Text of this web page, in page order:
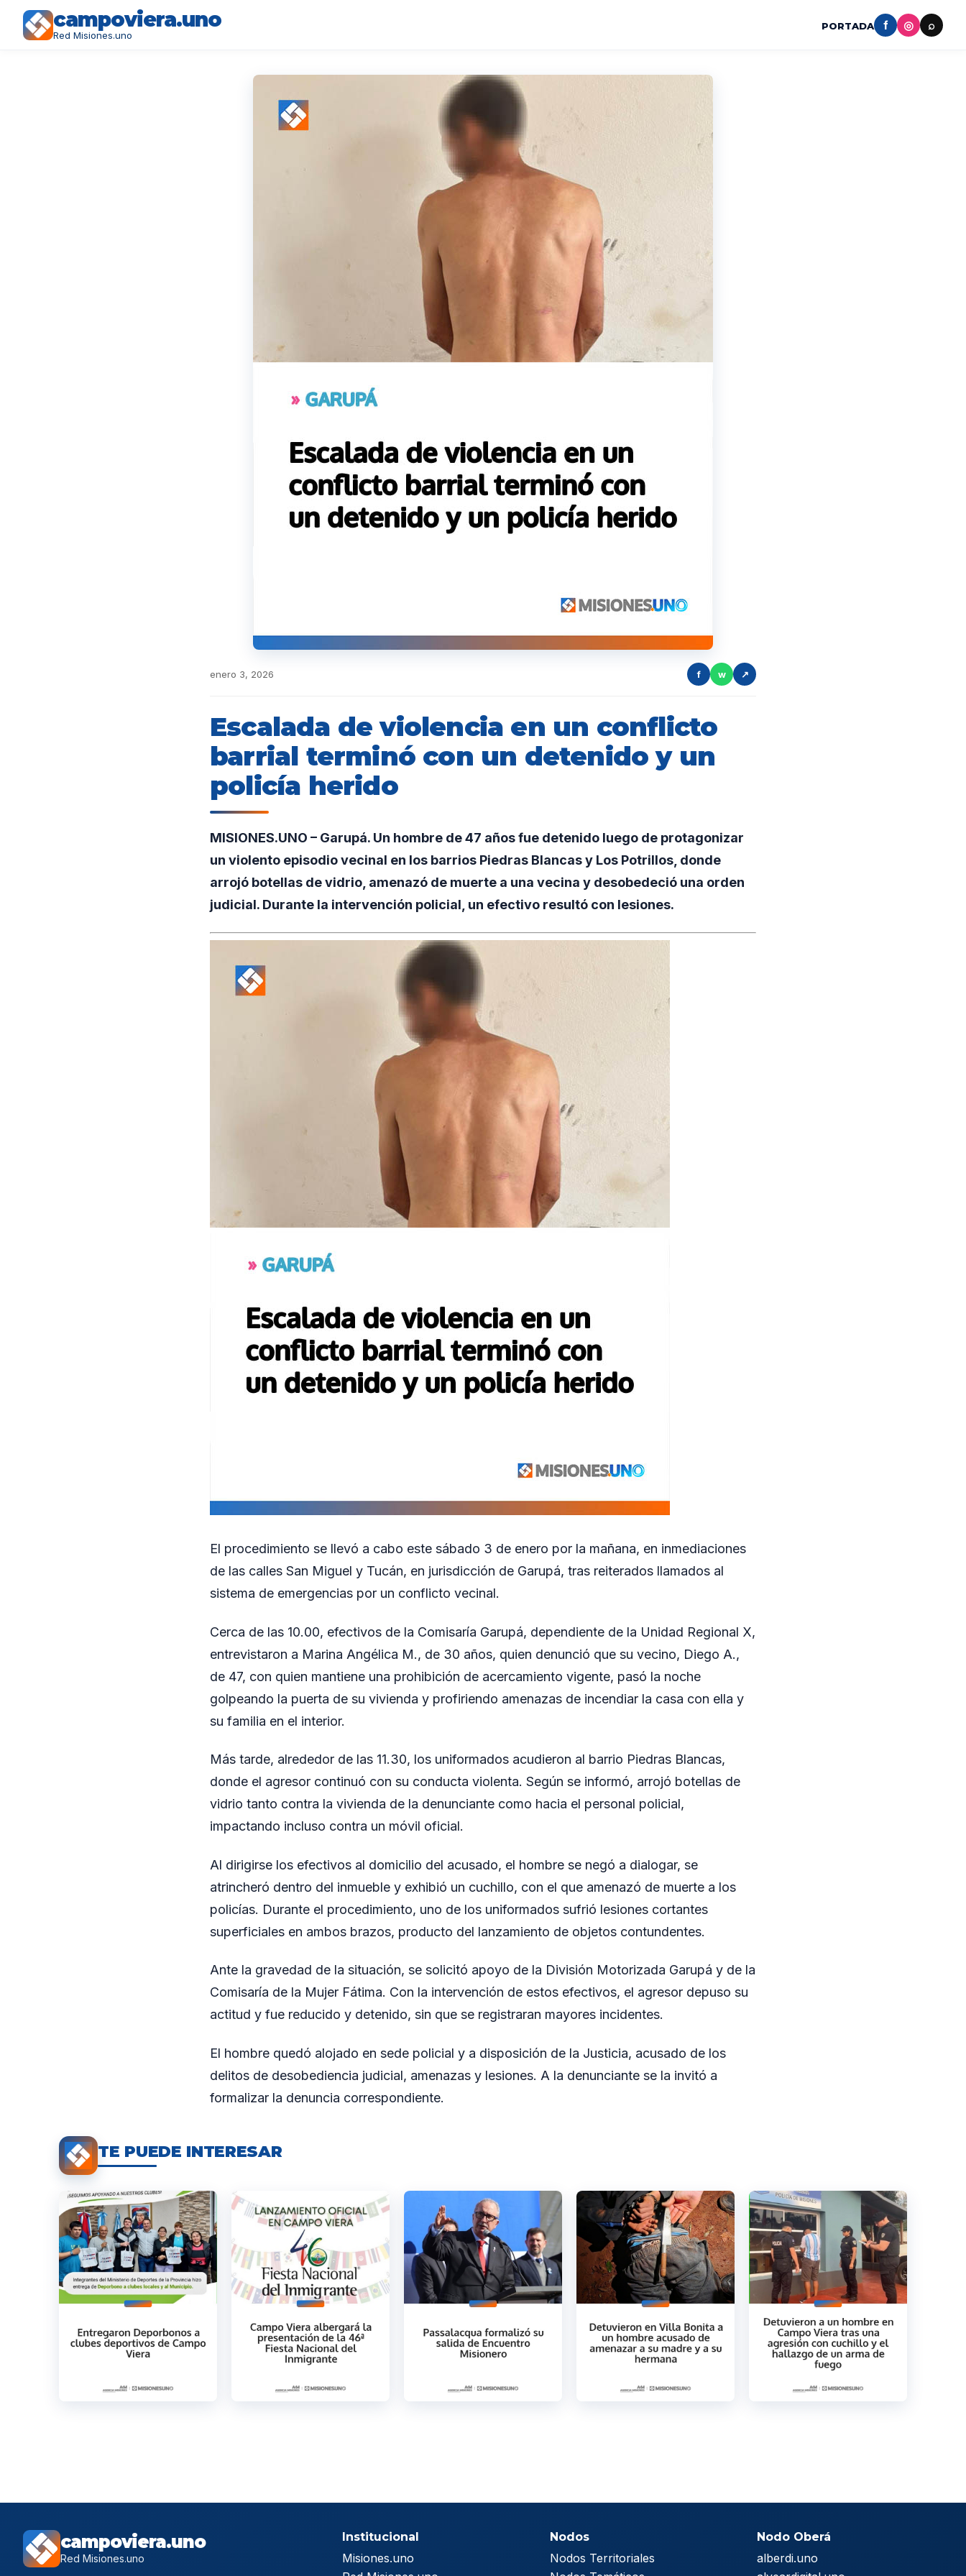
campoviera.uno
Red Misiones.uno
PORTADA f ◎ ⌕
enero 3, 2026 f w ↗
Escalada de violencia en un conflicto
barrial terminó con un detenido y un
policía herido
MISIONES.UNO – Garupá. Un hombre de 47 años fue detenido luego de protagonizar
un violento episodio vecinal en los barrios Piedras Blancas y Los Potrillos, donde
arrojó botellas de vidrio, amenazó de muerte a una vecina y desobedeció una orden
judicial. Durante la intervención policial, un efectivo resultó con lesiones.
El procedimiento se llevó a cabo este sábado 3 de enero por la mañana, en inmediaciones
de las calles San Miguel y Tucán, en jurisdicción de Garupá, tras reiterados llamados al
sistema de emergencias por un conflicto vecinal.
Cerca de las 10.00, efectivos de la Comisaría Garupá, dependiente de la Unidad Regional X,
entrevistaron a Marina Angélica M., de 30 años, quien denunció que su vecino, Diego A.,
de 47, con quien mantiene una prohibición de acercamiento vigente, pasó la noche
golpeando la puerta de su vivienda y profiriendo amenazas de incendiar la casa con ella y
su familia en el interior.
Más tarde, alrededor de las 11.30, los uniformados acudieron al barrio Piedras Blancas,
donde el agresor continuó con su conducta violenta. Según se informó, arrojó botellas de
vidrio tanto contra la vivienda de la denunciante como hacia el personal policial,
impactando incluso contra un móvil oficial.
Al dirigirse los efectivos al domicilio del acusado, el hombre se negó a dialogar, se
atrincheró dentro del inmueble y exhibió un cuchillo, con el que amenazó de muerte a los
policías. Durante el procedimiento, uno de los uniformados sufrió lesiones cortantes
superficiales en ambos brazos, producto del lanzamiento de objetos contundentes.
Ante la gravedad de la situación, se solicitó apoyo de la División Motorizada Garupá y de la
Comisaría de la Mujer Fátima. Con la intervención de estos efectivos, el agresor depuso su
actitud y fue reducido y detenido, sin que se registraran mayores incidentes.
El hombre quedó alojado en sede policial y a disposición de la Justicia, acusado de los
delitos de desobediencia judicial, amenazas y lesiones. A la denunciante se la invitó a
formalizar la denuncia correspondiente.
TE PUEDE INTERESAR
campoviera.uno
Red Misiones.uno
Institucional
Misiones.uno
Nodos
Nodos Territoriales
Nodo Oberá
alberdi.uno